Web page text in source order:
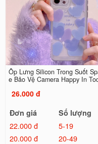
Ốp Lưng Silicon Trong Suốt
e Bảo Vệ Camera Happy In
26.000 đ
Đơn giá
Số lượng
22.000 đ
5-19
20.000 đ
20-49